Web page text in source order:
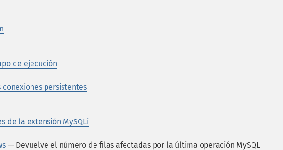
de ejecución
persistentes
de la extensión MySQLi
— Devuelve el número de filas afectadas por la última operación MySQL